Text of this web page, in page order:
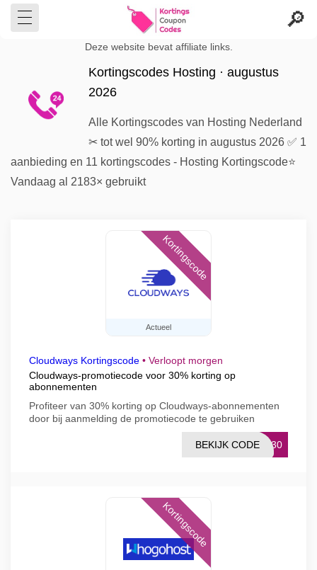
Deze website bevat affiliate links.
Kortingscodes Hosting · augustus
2026
Alle Kortingscodes van Hosting Nederland
✂ tot wel 90% korting in augustus 2026 ✅ 1
aanbieding en 11 kortingscodes - Hosting Kortingscode⭐
Vandaag al 2183× gebruikt
Actueel
Kortingscode
Cloudways Kortingscode • Verloopt morgen
Cloudways-promotiecode voor 30% korting op
abonnementen
Profiteer van 30% korting op Cloudways-abonnementen
door bij aanmelding de promotiecode te gebruiken
SE30
BEKIJK CODE
Kortingscode